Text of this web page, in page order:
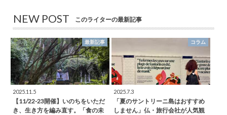
NEW POST このライターの最新記事
最新記事
2025.11.5
【11/22-23開催】いのちをいただ
き、生き方を編み直す。「食の未
コラム
2025.7.3
「夏のサントリーニ島はおすすめ
しません」仏・旅行会社が人気観